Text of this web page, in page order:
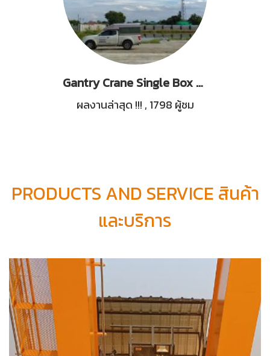
Gantry Crane Single Box Girder 3 Tons 1 Set
ผลงานล่าสุด !!! , 1798 ผู้ชม
PRODUCTS AND SERVICE สินค้า
และบริการ